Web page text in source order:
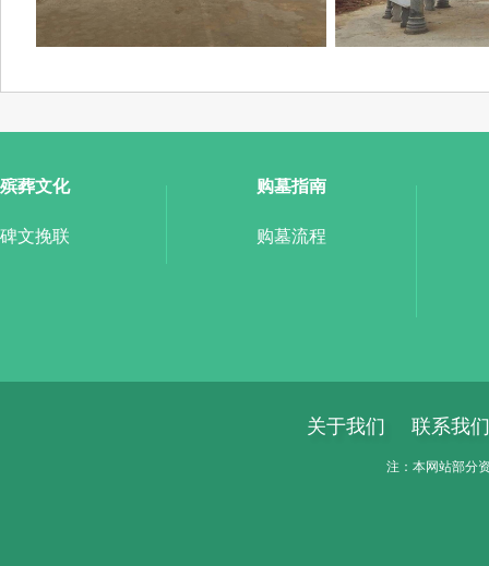
殡葬文化
碑文挽联
购墓指南
购墓流程
关于我们 联系我们
注：本网站部分